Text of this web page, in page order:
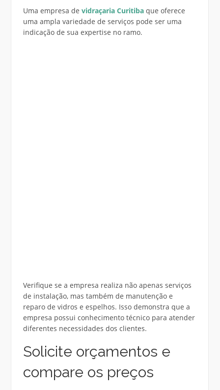
Uma empresa de vidraçaria Curitibaque oferece
uma ampla variedade de serviços pode ser uma
indicação de sua expertise no ramo.
Verifique se a empresa realiza não apenas serviços
de instalação, mas também de manutenção e
reparo de vidros e espelhos. Isso demonstra que a
empresa possui conhecimento técnico para atender
diferentes necessidades dos clientes.
Solicite orçamentos e
compare os preços